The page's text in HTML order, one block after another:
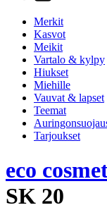
Merkit
Kasvot
Meikit
Vartalo & kylpy
Hiukset
Miehille
Vauvat & lapset
Teemat
Tarjoukset
eco
SK 20